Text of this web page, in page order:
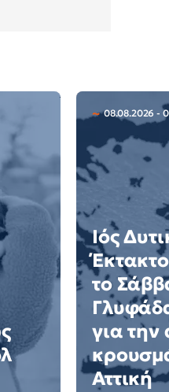
08.08.2026 -
Ιός
το
για
Αττική